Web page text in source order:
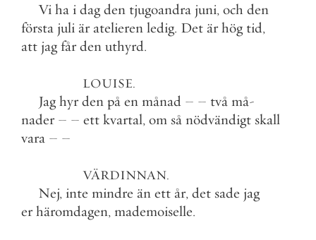
Vi ha i dag den tjugoandra juni, och den
första juli är atelieren ledig. Det är hög tid,
att jag får den uthyrd.
LOUISE.
Jag hyr den på en månad – – två må-
nader – – ett kvartal, om så nödvändigt skall
vara – –
VÄRDINNAN.
Nej, inte mindre än ett år, det sade jag
er häromdagen, mademoiselle.